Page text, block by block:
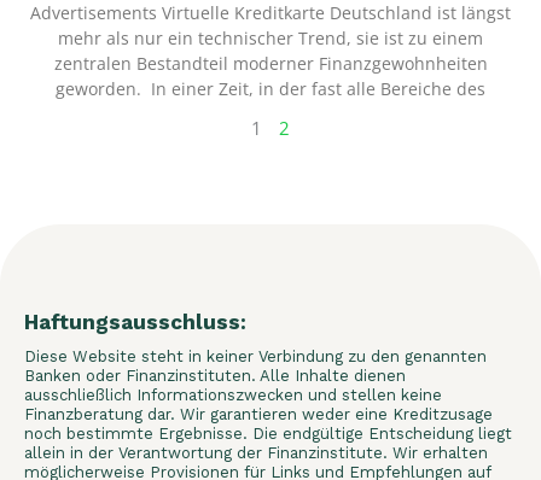
Advertisements Virtuelle Kreditkarte Deutschland ist längst
mehr als nur ein technischer Trend, sie ist zu einem
zentralen Bestandteil moderner Finanzgewohnheiten
geworden. In einer Zeit, in der fast alle Bereiche des
1 2
Haftungsausschluss:
Diese Website steht in keiner Verbindung zu den genannten
Banken oder Finanzinstituten. Alle Inhalte dienen
ausschließlich Informationszwecken und stellen keine
Finanzberatung dar. Wir garantieren weder eine Kreditzusage
noch bestimmte Ergebnisse. Die endgültige Entscheidung liegt
allein in der Verantwortung der Finanzinstitute. Wir erhalten
möglicherweise Provisionen für Links und Empfehlungen auf